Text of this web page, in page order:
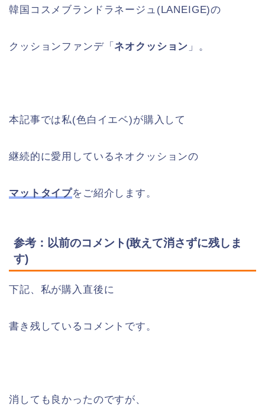
韓国コスメブランドラネージュ(LANEIGE)の
クッションファンデ「 ネオクッション 」。
本記事では私(色白イエベ)が購入して
継続的に愛用しているネオクッションの
マットタイプをご紹介します。
参考：以前のコメント(敢えて消さずに残しま
す)
下記、私が購入直後に
書き残しているコメントです。
消しても良かったのですが、